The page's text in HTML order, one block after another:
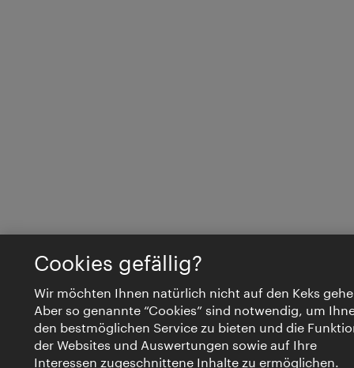
Cookies gefällig?
Wir möchten Ihnen natürlich nicht auf den Keks
Aber so genannte “Cookies” sind notwendig, um
den bestmöglichen Service zu bieten und die
der Websites und Auswertungen sowie auf Ihre
Interessen zugeschnittene Inhalte zu ermöglichen.